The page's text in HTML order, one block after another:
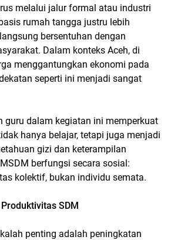
melalui jalur formal atau industri
rumah tangga justru lebih
bersentuhan dengan
Dalam konteks Aceh, di
menggantungkan ekonomi pada
seperti ini menjadi sangat
guru dalam kegiatan ini memperkuat
hanya belajar, tetapi juga menjadi
gizi dan keterampilan
berfungsi secara sosial:
kolektif, bukan individu semata.
SDM
penting adalah peningkatan